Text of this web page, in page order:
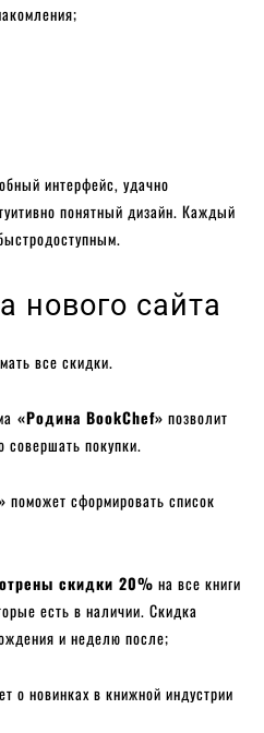
интерфейс, удачно
понятный дизайн. Каждый
нового сайта
все скидки.
«Родина BookChef» позволит
совершать покупки.
поможет сформировать список
скидки 20% на все книги
есть в наличии. Скидка
и неделю после;
о новинках в книжной индустрии